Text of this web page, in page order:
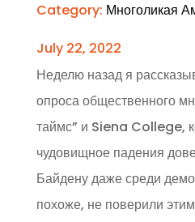
Category: Многоликая
July 22, 2022
Неделю назад я
опроса общественного
таймс” и Siena College,
чудовищное падения
Байдену даже среди
похоже, не поверили